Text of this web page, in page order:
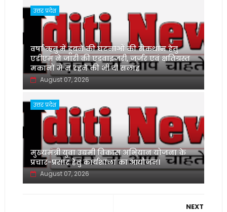
उत्तर प्रदेश
वर्षा ऋतु में डूबने की घटनाओं की रोकथाम हेतु
एडीएम ने जारी की एडवाइजरी, जर्जर एवं क्षतिग्रस्त
मकानों में न रहने की भी दी सलाह
August 07, 2026
उत्तर प्रदेश
मुख्यमंत्री युवा उद्यमी विकास अभियान योजना के
प्रचार-प्रसार हेतु कार्यशाला का आयोजन।
August 07, 2026
NEXT